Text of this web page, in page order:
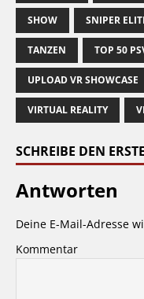
SHOW SNIPER
TANZEN TOP 50
UPLOAD VR SHOWCASE
VIRTUAL REALITY
SCHREIBE DEN
Antworten
Deine E-Mail-Adresse
Kommentar